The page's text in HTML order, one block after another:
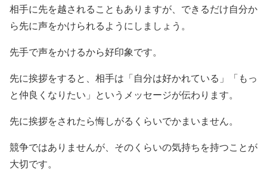
相手に先を越されることもありますが、できるだけ自分か
ら先に声をかけられるようにしましょう。
先手で声をかけるから好印象です。
先に挨拶をすると、相手は「自分は好かれている」「もっ
と仲良くなりたい」というメッセージが伝わります。
先に挨拶をされたら悔しがるくらいでかまいません。
競争ではありませんが、そのくらいの気持ちを持つことが
大切です。